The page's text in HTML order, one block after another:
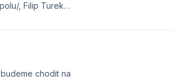
, Filip Turek
chodit na